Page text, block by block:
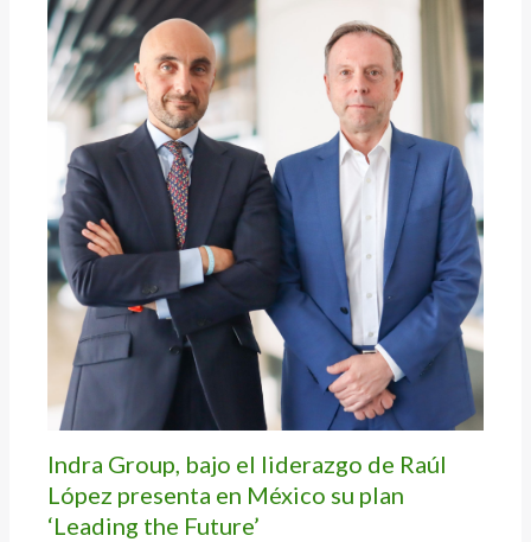
Indra Group, bajo el liderazgo de Raúl
López presenta en México su plan
‘Leading the Future’